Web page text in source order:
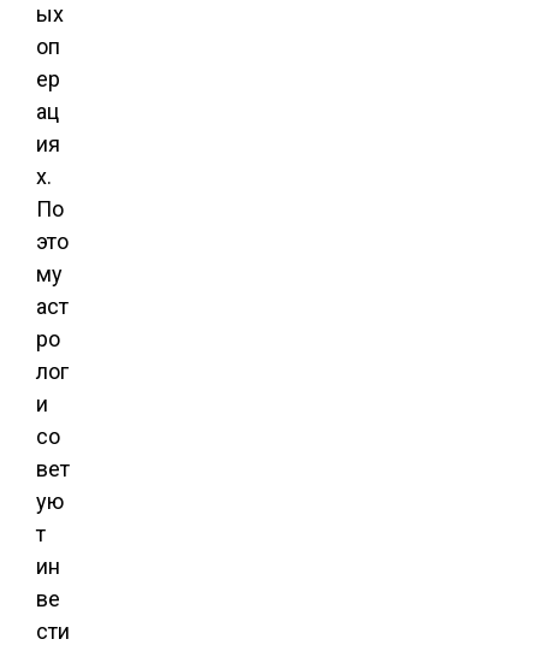
ых
оп
ер
ац
ия
х.
По
это
му
аст
ро
лог
и
со
вет
ую
т
ин
ве
сти